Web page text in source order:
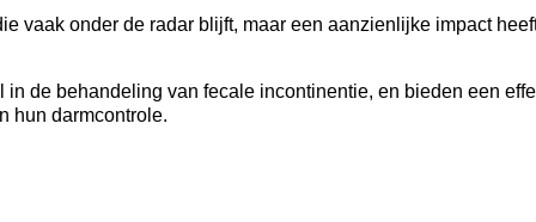
vaak onder de radar blijft, maar een aanzienlijke impact
de behandeling van fecale incontinentie, en bieden een
hun darmcontrole.